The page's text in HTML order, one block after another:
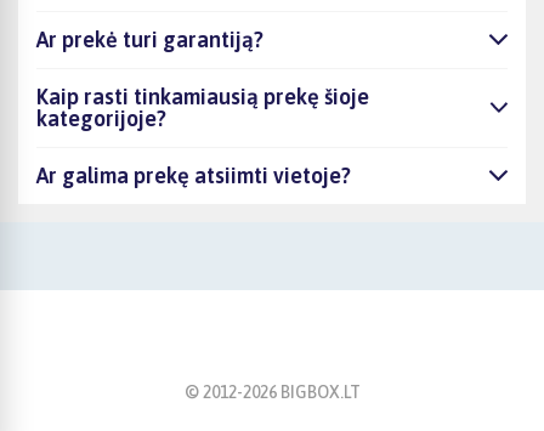
Ar prekė turi garantiją?
Kaip rasti tinkamiausią prekę šioje
kategorijoje?
Ar galima prekę atsiimti vietoje?
© 2012-2026BIGBOX.LT